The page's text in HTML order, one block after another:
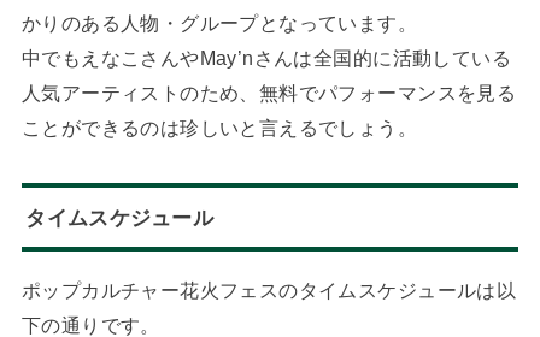
かりのある人物・グループとなっています。
中でもえなこさんやMay’nさんは全国的に活動している
人気アーティストのため、無料でパフォーマンスを見る
ことができるのは珍しいと言えるでしょう。
タイムスケジュール
ポップカルチャー花火フェスのタイムスケジュールは以
下の通りです。